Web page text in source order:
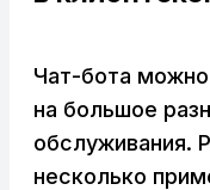
Чат-бота
на большое
обслуживания.
несколько